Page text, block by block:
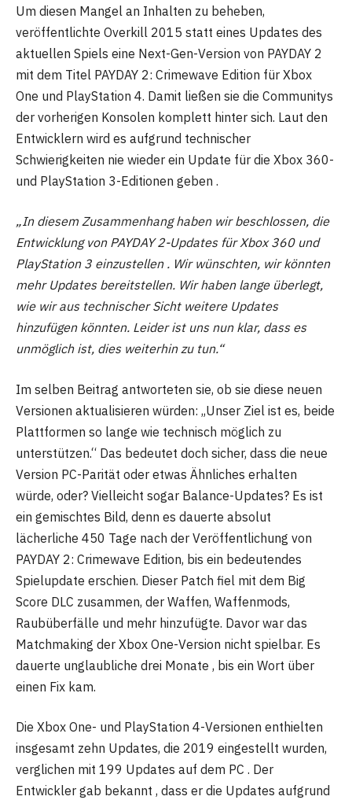
Um diesen Mangel an Inhalten zu beheben,
veröffentlichte Overkill 2015 statt eines Updates des
aktuellen Spiels eine Next-Gen-Version von PAYDAY 2
mit dem Titel PAYDAY 2: Crimewave Edition für Xbox
One und PlayStation 4. Damit ließen sie die Communitys
der vorherigen Konsolen komplett hinter sich. Laut den
Entwicklern wird es aufgrund technischer
Schwierigkeiten nie wieder ein Update für die Xbox 360-
und PlayStation 3-Editionen geben .
„In diesem Zusammenhang haben wir beschlossen, die
Entwicklung von PAYDAY 2-Updates für Xbox 360 und
PlayStation 3 einzustellen . Wir wünschten, wir könnten
mehr Updates bereitstellen. Wir haben lange überlegt,
wie wir aus technischer Sicht weitere Updates
hinzufügen könnten. Leider ist uns nun klar, dass es
unmöglich ist, dies weiterhin zu tun.“
Im selben Beitrag antworteten sie, ob sie diese neuen
Versionen aktualisieren würden: „Unser Ziel ist es, beide
Plattformen so lange wie technisch möglich zu
unterstützen.“ Das bedeutet doch sicher, dass die neue
Version PC-Parität oder etwas Ähnliches erhalten
würde, oder? Vielleicht sogar Balance-Updates? Es ist
ein gemischtes Bild, denn es dauerte absolut
lächerliche 450 Tage nach der Veröffentlichung von
PAYDAY 2: Crimewave Edition, bis ein bedeutendes
Spielupdate erschien. Dieser Patch fiel mit dem Big
Score DLC zusammen, der Waffen, Waffenmods,
Raubüberfälle und mehr hinzufügte. Davor war das
Matchmaking der Xbox One-Version nicht spielbar. Es
dauerte unglaubliche drei Monate , bis ein Wort über
einen Fix kam.
Die Xbox One- und PlayStation 4-Versionen enthielten
insgesamt zehn Updates, die 2019 eingestellt wurden,
verglichen mit 199 Updates auf dem PC . Der
Entwickler gab bekannt , dass er die Updates aufgrund